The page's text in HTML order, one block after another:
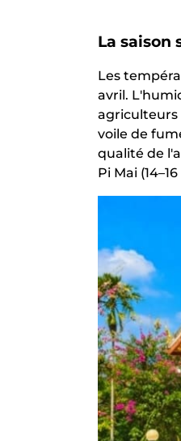
La saison
Les
avril.
agriculteurs
voile de
qualité de
Pi Mai